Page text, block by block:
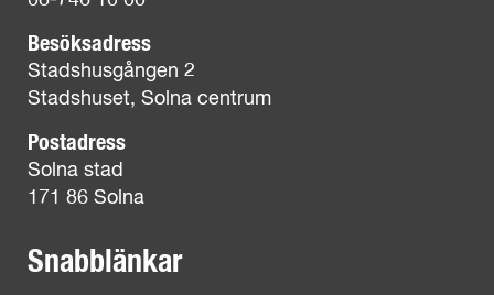
Besöksadress
Stadshusgången 2
Stadshuset, Solna centrum
Postadress
Solna stad
171 86 Solna
Snabblänkar